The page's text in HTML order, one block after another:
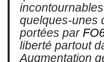
quelques-unes
portées par
liberté partout
Augmentation